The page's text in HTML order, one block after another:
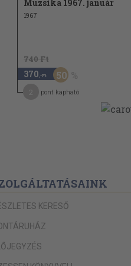
Muzsika 1967. január
1967
740 Ft
370 ,-Ft 50
pont kapható
KERESŐ